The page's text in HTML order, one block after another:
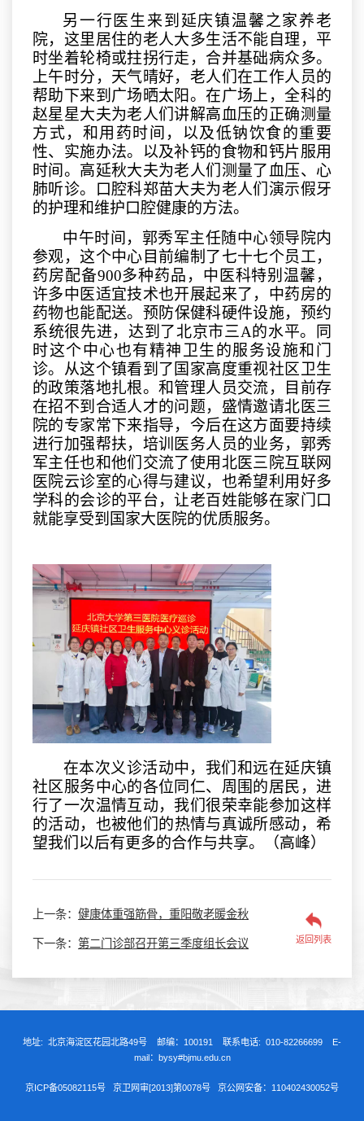
另一行医生来到延庆镇温馨之家养老
院，这里居住的老人大多生活不能自理，平
时坐着轮椅或拄拐行走，合并基础病众多。
上午时分，天气晴好，老人们在工作人员的
帮助下来到广场晒太阳。在广场上，全科的
赵星星大夫为老人们讲解高血压的正确测量
方式，和用药时间，以及低钠饮食的重要
性、实施办法。以及补钙的食物和钙片服用
时间。高延秋大夫为老人们测量了血压、心
肺听诊。口腔科郑苗大夫为老人们演示假牙
的护理和维护口腔健康的方法。
中午时间，郭秀军主任随中心领导院内
参观，这个中心目前编制了七十七个员工，
药房配备900多种药品，中医科特别温馨，
许多中医适宜技术也开展起来了，中药房的
药物也能配送。 预防保健科硬件设施，预约
系统很先进，达到了北京市三A的水平。同
时这个中心也有精神卫生的服务设施和门
诊。从这个镇看到了国家高度重视社区卫生
的政策落地扎根。和管理人员交流，目前存
在招不到合适人才的问题，盛情邀请北医三
院的专家常下来指导，今后在这方面要持续
进行加强帮扶，培训医务人员的业务，郭秀
军主任也和他们交流了使用北医三院互联网
医院云诊室的心得与建议，也希望利用好多
学科的会诊的平台，让老百姓能够在家门口
就能享受到国家大医院的优质服务。
在本次义诊活动中，我们和远在延庆镇
社区服务中心的各位同仁、周围的居民，进
行了一次温情互动，我们很荣幸能参加这样
的活动，也被他们的热情与真诚所感动，希
望我们以后有更多的合作与共享。
（高峰）
上一条： 健康体重强筋骨，重阳敬老暖金秋
下一条： 第二门诊部召开第三季度组长会议 返回列表
地址: 北京海淀区花园北路49号 邮编：100191 联系电话: 010-82266699 E-
mail：bysy#bjmu.edu.cn
京ICP备05082115号 京卫网审[2013]第0078号 京公网安备：110402430052号